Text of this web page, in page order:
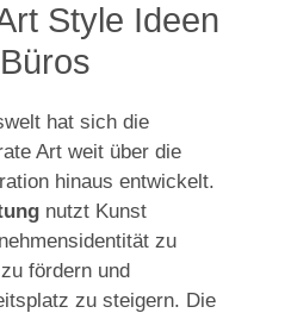
Style Ideen
hat sich die
Art weit über die
hinaus entwickelt.
nutzt Kunst
zu
fördern und
zu steigern. Die